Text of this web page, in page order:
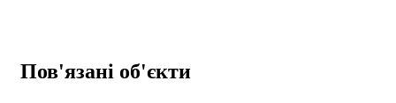
Пов'язані об'єкти